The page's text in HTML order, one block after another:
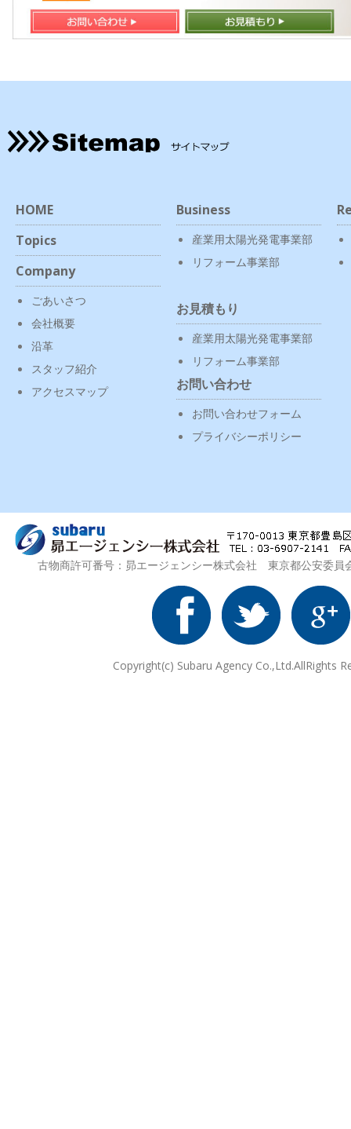
HOME
Topics
Company
ごあいさつ
会社概要
沿革
スタッフ紹介
アクセスマップ
Business
産業用太陽光発電事業部
リフォーム事業部
お見積もり
産業用太陽光発電事業部
リフォーム事業部
お問い合わせ
お問い合わせフォーム
プライバシーポリシー
古物商許可番号：昴エージェンシー株式会社 東京都公安委
Copyright(c) Subaru Agency Co.,Ltd.AllRights